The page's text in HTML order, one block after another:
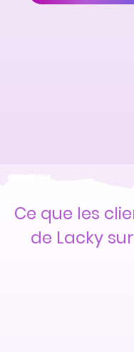
Ce que les
de Lacky